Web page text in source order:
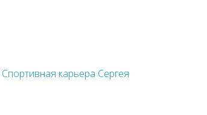
Спортивная карьера Сергея